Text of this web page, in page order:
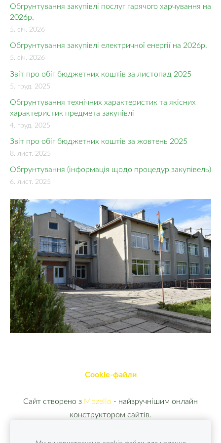
Обгрунтування закупівлі послуг гарячого харчування на
2026р.
5. січ. 2026
Обгрунтування закупівлі електричної енергії на 2026р.
5. січ. 2026
Звіт про обіг бюджетних коштів за листопад 2025
5. груд. 2025
Обгрунтування технічних характеристик та якісних
характеристик предмета закупівлі
4. груд. 2025
Звіт про обіг бюджетних коштів за жовтень 2025
8. лист. 2025
Обгрунтування (інформація щодо процедур закупівель)
6. лист. 2025
Cookie-файли
Сайт створено з Mozello - найзручнішим онлайн
конструктором сайтів.